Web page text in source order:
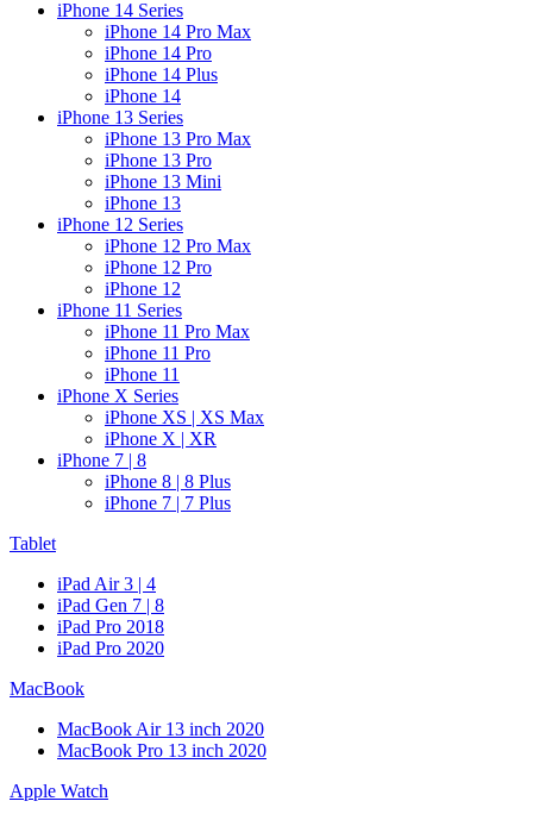
iPhone 14 Series
iPhone 14 Pro Max
iPhone 14 Pro
iPhone 14 Plus
iPhone 14
iPhone 13 Series
iPhone 13 Pro Max
iPhone 13 Pro
iPhone 13 Mini
iPhone 13
iPhone 12 Series
iPhone 12 Pro Max
iPhone 12 Pro
iPhone 12
iPhone 11 Series
iPhone 11 Pro Max
iPhone 11 Pro
iPhone 11
iPhone X Series
iPhone XS | XS Max
iPhone X | XR
iPhone 7 | 8
iPhone 8 | 8 Plus
iPhone 7 | 7 Plus
Tablet
iPad Air 3 | 4
iPad Gen 7 | 8
iPad Pro 2018
iPad Pro 2020
MacBook
MacBook Air 13 inch 2020
MacBook Pro 13 inch 2020
Apple Watch